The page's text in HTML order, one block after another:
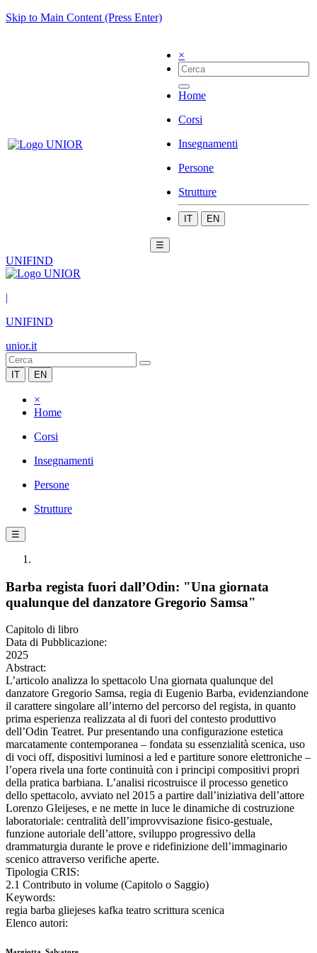
Skip to Main Content (Press Enter)
×
Home
Corsi
Insegnamenti
Persone
Strutture
IT EN
☰
UNIFIND
|
UNIFIND
unior.it
IT EN
×
Home
Corsi
Insegnamenti
Persone
Strutture
☰
Barba regista fuori dall’Odin: "Una giornata
qualunque del danzatore Gregorio Samsa"
Capitolo di libro
Data di Pubblicazione:
2025
Abstract:
L’articolo analizza lo spettacolo Una giornata qualunque del
danzatore Gregorio Samsa, regia di Eugenio Barba, evidenziandone
il carattere singolare all’interno del percorso del regista, in quanto
prima esperienza realizzata al di fuori del contesto produttivo
dell’Odin Teatret. Pur presentando una configurazione estetica
marcatamente contemporanea – fondata su essenzialità scenica, uso
di voci off, dispositivi luminosi a led e partiture sonore elettroniche –
l’opera rivela una forte continuità con i principi compositivi propri
della pratica barbiana. L’analisi ricostruisce il processo genetico
dello spettacolo, avviato nel 2015 a partire dall’iniziativa dell’attore
Lorenzo Gleijeses, e ne mette in luce le dinamiche di costruzione
laboratoriale: centralità dell’improvvisazione fisico-gestuale,
funzione autoriale dell’attore, sviluppo progressivo della
drammaturgia durante le prove e ridefinizione dell’immaginario
scenico attraverso verifiche aperte.
Tipologia CRIS:
2.1 Contributo in volume (Capitolo o Saggio)
Keywords:
regia barba gliejeses kafka teatro scrittura scenica
Elenco autori: